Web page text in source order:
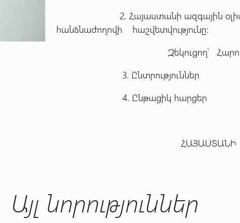
2. Հայաստանի ազգային
հանձնաժողովի հաշվետվությունը:
Զեկուցող՝
3. Ընտրություններ
4. Ընթացիկ հարցեր
ՀԱՅԱՍՏԱՆԻ ԱԶԳԱՅԻՆ
Այլ նորություններ